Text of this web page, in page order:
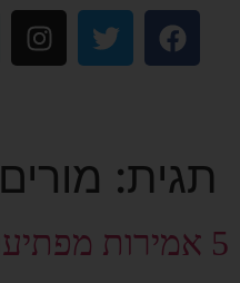
תגית: מורים
5 אמירות מפתיעות.